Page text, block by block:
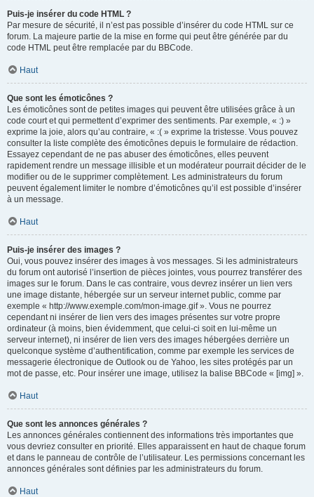
Puis-je insérer du code HTML ?
Par mesure de sécurité, il n’est pas possible d’insérer du code HTML sur ce
forum. La majeure partie de la mise en forme qui peut être générée par du
code HTML peut être remplacée par du BBCode.
Haut
Que sont les émoticônes ?
Les émoticônes sont de petites images qui peuvent être utilisées grâce à un
code court et qui permettent d’exprimer des sentiments. Par exemple, « :) »
exprime la joie, alors qu’au contraire, « :( » exprime la tristesse. Vous pouvez
consulter la liste complète des émoticônes depuis le formulaire de rédaction.
Essayez cependant de ne pas abuser des émoticônes, elles peuvent
rapidement rendre un message illisible et un modérateur pourrait décider de le
modifier ou de le supprimer complètement. Les administrateurs du forum
peuvent également limiter le nombre d’émoticônes qu’il est possible d’insérer
à un message.
Haut
Puis-je insérer des images ?
Oui, vous pouvez insérer des images à vos messages. Si les administrateurs
du forum ont autorisé l’insertion de pièces jointes, vous pourrez transférer des
images sur le forum. Dans le cas contraire, vous devrez insérer un lien vers
une image distante, hébergée sur un serveur internet public, comme par
exemple « http://www.exemple.com/mon-image.gif ». Vous ne pourrez
cependant ni insérer de lien vers des images présentes sur votre propre
ordinateur (à moins, bien évidemment, que celui-ci soit en lui-même un
serveur internet), ni insérer de lien vers des images hébergées derrière un
quelconque système d’authentification, comme par exemple les services de
messagerie électronique de Outlook ou de Yahoo, les sites protégés par un
mot de passe, etc. Pour insérer une image, utilisez la balise BBCode « [img] ».
Haut
Que sont les annonces générales ?
Les annonces générales contiennent des informations très importantes que
vous devriez consulter en priorité. Elles apparaissent en haut de chaque forum
et dans le panneau de contrôle de l’utilisateur. Les permissions concernant les
annonces générales sont définies par les administrateurs du forum.
Haut